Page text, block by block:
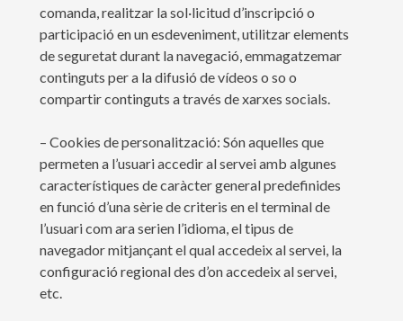
comanda, realitzar la sol·licitud d’inscripció o
participació en un esdeveniment, utilitzar elements
de seguretat durant la navegació, emmagatzemar
continguts per a la difusió de vídeos o so o
compartir continguts a través de xarxes socials.
– Cookies de personalització: Són aquelles que
permeten a l’usuari accedir al servei amb algunes
característiques de caràcter general predefinides
en funció d’una sèrie de criteris en el terminal de
l’usuari com ara serien l’idioma, el tipus de
navegador mitjançant el qual accedeix al servei, la
configuració regional des d’on accedeix al servei,
etc.